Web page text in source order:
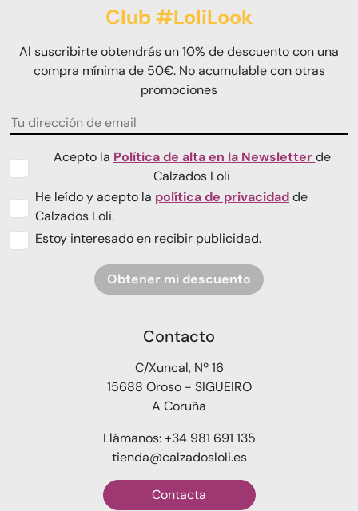
Club #LoliLook
Al suscribirte obtendrás un 10% de descuento con una
compra mínima de 50€. No acumulable con otras
promociones
Acepto la Política de alta en la Newsletterde
Calzados Loli
He leído y acepto la política de privacidadde
Calzados Loli.
Estoy interesado en recibir publicidad.
Obtener mi descuento
Contacto
C/Xuncal, Nº 16
15688 Oroso - SIGUEIRO
A Coruña
Llámanos: +34 981 691 135
tienda@calzadosloli.es
Contacta